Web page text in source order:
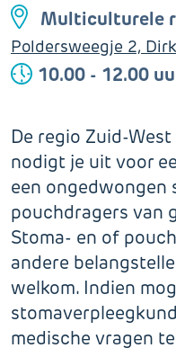
Multiculturele
Poldersweegje 2,
10.00 - 12.00
De regio Zuid-
nodigt je uit voor
een ongedwongen
pouchdragers van
Stoma- en of
andere
welkom. Indien
medische vragen